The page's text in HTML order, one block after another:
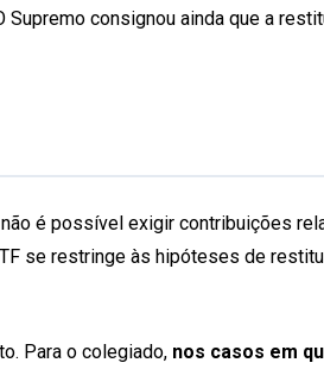
Supremo consignou ainda que a
é possível exigir contribuições
se restringe às hipóteses de
Para o colegiado, nos casos em